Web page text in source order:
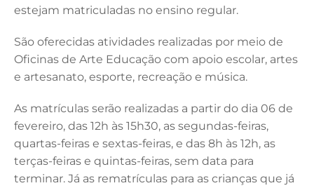
estejam matriculadas no ensino regular.
São oferecidas atividades realizadas por meio de
Oficinas de Arte Educação com apoio escolar, artes
e artesanato, esporte, recreação e música.
As matrículas serão realizadas a partir do dia 06 de
fevereiro, das 12h às 15h30, as segundas-feiras,
quartas-feiras e sextas-feiras, e das 8h às 12h, as
terças-feiras e quintas-feiras, sem data para
terminar. Já as rematrículas para as crianças que já